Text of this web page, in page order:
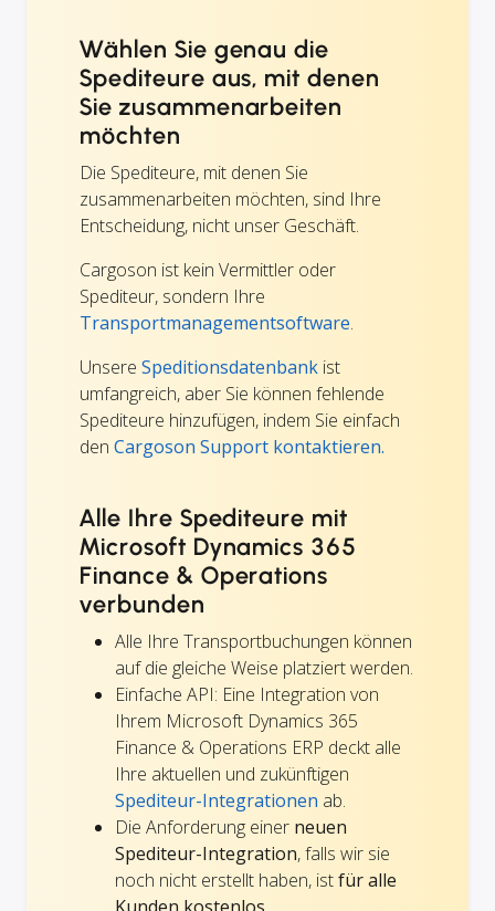
Wählen Sie genau die
Spediteure aus, mit denen
Sie zusammenarbeiten
möchten
Die Spediteure, mit denen Sie
zusammenarbeiten möchten, sind Ihre
Entscheidung, nicht unser Geschäft.
Cargoson ist kein Vermittler oder
Spediteur, sondern Ihre
Transportmanagementsoftware.
Unsere Speditionsdatenbank ist
umfangreich, aber Sie können fehlende
Spediteure hinzufügen, indem Sie einfach
den Cargoson Support kontaktieren.
Alle Ihre Spediteure mit
Microsoft Dynamics 365
Finance & Operations
verbunden
Alle Ihre Transportbuchungen können
auf die gleiche Weise platziert werden.
Einfache API: Eine Integration von
Ihrem Microsoft Dynamics 365
Finance & Operations ERP deckt alle
Ihre aktuellen und zukünftigen
Spediteur-Integrationen ab.
Die Anforderung einer neuen
Spediteur-Integration, falls wir sie
noch nicht erstellt haben, istfür alle